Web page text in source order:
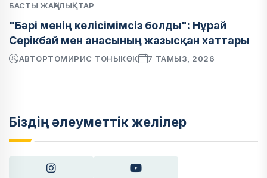
БАСТЫ ЖАҢАЛЫҚТАР
"Бәрі менің келісімімсіз болды": Нұрай
Серікбай мен анасының жазысқан хаттары
АВТОРТОМИРИС ТОНЫКӨК 7 ТАМЫЗ, 2026
Біздің әлеуметтік желілер